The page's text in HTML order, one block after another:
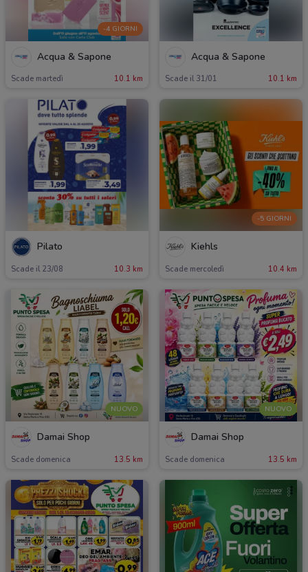
-4 GIORNI
Acqua & Sapone
Scade martedì 10.1 km
Acqua & Sapone
Scade il 31/01 10.1 km
Pilato
Scade il 23/08 10.3 km
-5 GIORNI
Kiehls
Scade mercoledì 10.4 km
NUOVO
Damai Shop
Scade domenica 13.5 km
NUOVO
Damai Shop
Scade domenica 13.5 km